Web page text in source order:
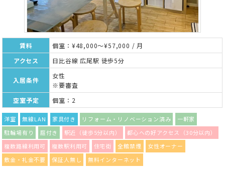
賃料
個室：¥48,000～¥57,000 / 月
アクセス
日比谷線 広尾駅 徒歩5分
入居条件
女性
※要審査
空室予定
個室：2
洋室 無線LAN 家具付き リフォーム・リノベーション済み
一軒家
駐輪場有り
庭付き 駅近（徒歩5分以内）
都心への好アクセス（30分以内）
複数路線利用可
複数駅利用可 住宅街 全館禁煙
女性オーナー
敷金・礼金不要
保証人無し 無料インターネット